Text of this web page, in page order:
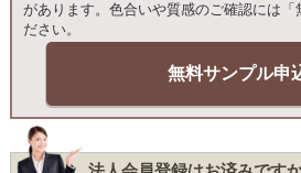
があります。色合いや質感のご確認には「
ださい。
無料サンプル申